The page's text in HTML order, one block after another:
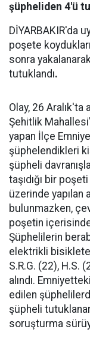
şüpheliden 4'ü
DİYARBAKIR'da
poşete koydukları
sonra
tutuklandı.
Olay, 26
Şehitlik
yapan İlçe
şüphelendikleri
şüpheli
taşıdığı bir
üzerinde yapılan
bulunmazken,
poşetin
Şüphelilerin
elektrikli bisiklete
S.R.G. (22), H.S.
alındı.
edilen
şüpheli
soruşturma